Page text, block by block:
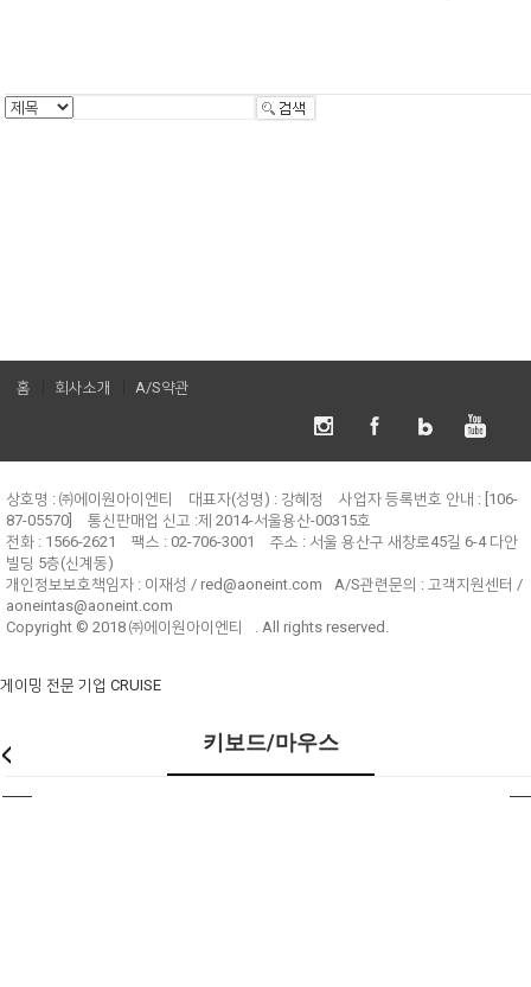
홈 회사소개 A/S약관
상호명 : ㈜에이원아이엔티 대표자(성명) : 강혜정
사업자 등록번호 안내 : [106-
87-05570]
통신판매업 신고 :제 2014-서울용산-00315호
전화 : 1566-2621
팩스 : 02-706-3001
주소 : 서울 용산구 새창로45길 6-4 다안
빌딩 5층(신계동)
개인정보보호책임자 : 이재성 / red@aoneint.com A/S관련문의 : 고객지원센터 /
aoneintas@aoneint.com
Copyright © 2018 ㈜에이원아이엔티 . All rights reserved.
게이밍 전문 기업 CRUISE
키보드/마우스